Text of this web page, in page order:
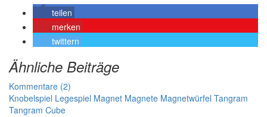
teilen
merken
twittern
Ähnliche Beiträge
Kommentare (2)
Knobelspiel Legespiel Magnet Magnete Magnetwürfel Tangram
Tangram Cube